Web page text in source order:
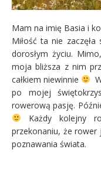
Mam na imię Basia i
Miłość ta nie
dorosłym życiu.
moja bliższa z nim
całkiem niewinnie
po mojej
rowerową pasję.
Każdy kolejny
przekonaniu, że rower
poznawania świata.